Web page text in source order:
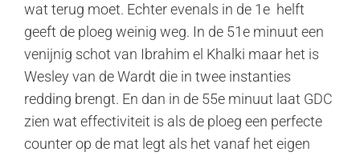
wat terug moet. Echter evenals in de 1e helft
geeft de ploeg weinig weg. In de 51e minuut een
venijnig schot van Ibrahim el Khalki maar het is
Wesley van de Wardt die in twee instanties
redding brengt. En dan in de 55e minuut laat GDC
zien wat effectiviteit is als de ploeg een perfecte
counter op de mat legt als het vanaf het eigen